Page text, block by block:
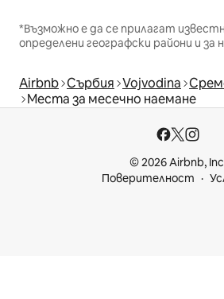
*Възможно е да се прилагат
определени географски райони и
Airbnb Сърбия Vojvodina
Места за месечно наемане
© 2026 Airbnb,
Поверителност